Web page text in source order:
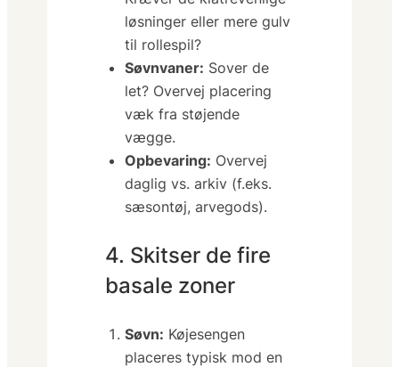
løsninger eller mere gulv
til rollespil?
Søvnvaner: Sover de
let? Overvej placering
væk fra støjende
vægge.
Opbevaring: Overvej
daglig vs.arkiv (f.eks.
sæsontøj, arvegods).
4. Skitser de fire
basale zoner
Søvn: Køjesengen
placeres typisk mod en